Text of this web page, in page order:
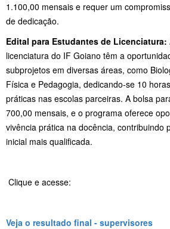
1.100,00 mensais e requer um
de dedicação.
Edital para Estudantes de Licenciatura:
licenciatura do IF Goiano têm a
subprojetos em diversas áreas, como
Física e Pedagogia, dedicando-se 10
práticas nas escolas parceiras. A bolsa
700,00 mensais, e o programa oferece
vivência prática na docência, contribuindo
inicial mais qualificada.
Clique e acesse:
Veja o resultado final - supervisores